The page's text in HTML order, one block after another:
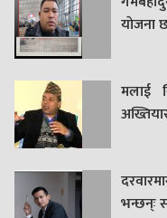
याेजना
मलाई
भन्छन्ः